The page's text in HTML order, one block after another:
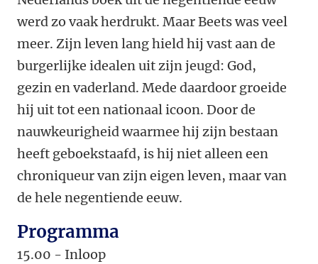
werd zo vaak herdrukt. Maar Beets was veel
meer. Zijn leven lang hield hij vast aan de
burgerlijke idealen uit zijn jeugd: God,
gezin en vaderland. Mede daardoor groeide
hij uit tot een nationaal icoon. Door de
nauwkeurigheid waarmee hij zijn bestaan
heeft geboekstaafd, is hij niet alleen een
chroniqueur van zijn eigen leven, maar van
de hele negentiende eeuw.
Programma
15.00 - Inloop